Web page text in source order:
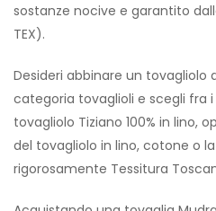
sostanze nocive e garantito
TEX).
Desideri abbinare un tovagliolo
categoria tovaglioli e scegli fra
tovagliolo Tiziano 100% in lino,
del tovagliolo in lino, cotone o
rigorosamente Tessitura